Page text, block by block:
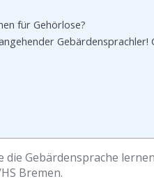
für Gehörlose?
Gebärdensprachler!
Gebärdensprache
Bremen.